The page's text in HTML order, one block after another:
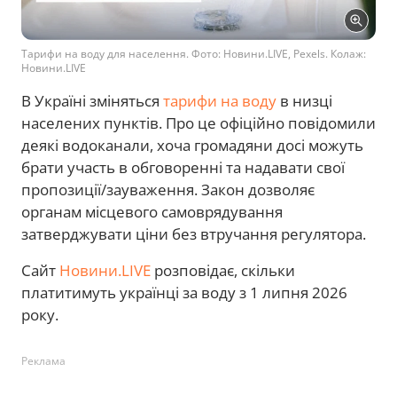
Тарифи на воду для населення. Фото: Новини.LIVE, Pexels. Колаж:
Новини.LIVE
В Україні зміняться тарифи на воду в низці
населених пунктів. Про це офіційно повідомили
деякі водоканали, хоча громадяни досі можуть
брати участь в обговоренні та надавати свої
пропозиції/зауваження. Закон дозволяє
органам місцевого самоврядування
затверджувати ціни без втручання регулятора.
Сайт Новини.LIVE розповідає, скільки
платитимуть українці за воду з 1 липня 2026
року.
Реклама